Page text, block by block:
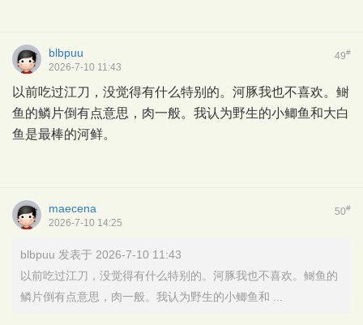
49#
blbpuu
2026-7-10 11:43
以前吃过江刀，没觉得有什么特别的。河豚我也不喜欢。鲥
鱼的鳞片倒有点意思，肉一般。我认为野生的小鲫鱼和大白
鱼是最棒的河鲜。
50#
maecena
2026-7-10 14:25
blbpuu 发表于 2026-7-10 11:43
以前吃过江刀，没觉得有什么特别的。河豚我也不喜欢。鲥鱼的
鳞片倒有点意思，肉一般。我认为野生的小鲫鱼和 ...